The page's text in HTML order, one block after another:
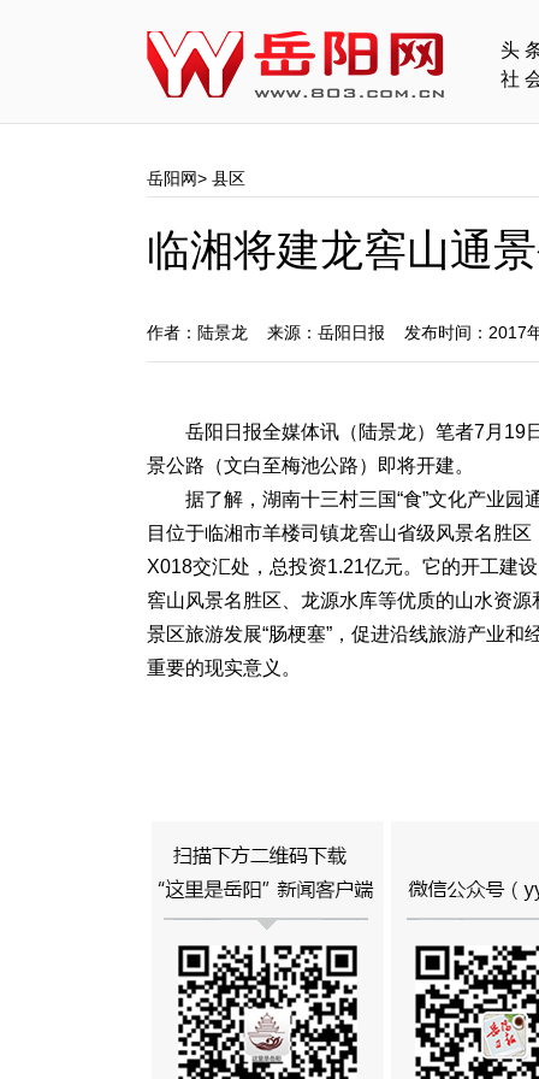
头
社
岳阳网> 县区
临湘将建龙窖山通
作者：陆景龙 来源：岳阳日报 发布时间：2017
岳阳日报全媒体讯（陆景龙）笔者7月19
景公路（文白至梅池公路）即将开建。
据了解，湖南十三村三国“食”文化产业
目位于临湘市羊楼司镇龙窖山省级风景名胜
X018交汇处，总投资1.21亿元。它的开工建
窖山风景名胜区、龙源水库等优质的山水资
景区旅游发展“肠梗塞”，促进沿线旅游产业
重要的现实意义。